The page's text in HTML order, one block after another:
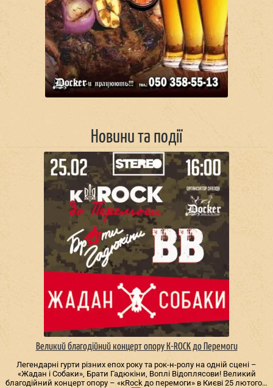
Новини та події
Великий благодійний концерт опору К-ROCK до Перемоги
Легендарні гурти різних епох року та рок-н-ролу на одній сцені –
«Жадан і Собаки», Брати Гадюкіни, Воплі Відоплясови! Великий
благодійний концерт опору – «кRock до перемоги» в Києві 25 лютого…